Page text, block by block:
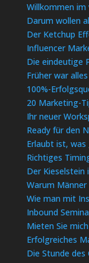
Willkommen im
Darum wollen
Der Ketchup
Influencer
Die eindeutige
Früher war
100%-
20 Marketing-
Ihr neuer
Ready für den
Erlaubt ist,
Richtiges
Der Kieselstein
Warum
Wie man mit
Inbound
Mieten Sie
Erfolgreiches
Die Stunde des